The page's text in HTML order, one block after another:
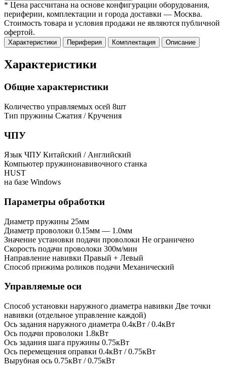
* Цена рассчитана на основе конфигурации оборудования,
периферии, комплектации и города доставки — Москва.
Стоимость товара и условия продажи не являются публичной
офертой.
Характеристики Периферия Комплектация Описание
Характеристики
Общие характеристики
Количество управляемых осей 8шт
Тип пружины Сжатия / Кручения
ЧПУ
Язык ЧПУ Китайский / Английский
Компьютер пружинонавивочного станка
HUST
на базе Windows
Параметры обработки
Диаметр пружины 25мм
Диаметр проволоки 0.15мм — 1.0мм
Значение установки подачи проволоки Не ограничено
Скорость подачи проволоки 300м/мин
Направление навивки Правый + Левый
Способ прижима роликов подачи Механический
Управляемые оси
Способ установки наружного диаметра навивки Две точки
навивки (отдельное управление каждой)
Ось задания наружного диаметра 0.4кВт / 0.4кВт
Ось подачи проволоки 1.8кВт
Ось задания шага пружины 0.75кВт
Ось перемещения оправки 0.4кВт / 0.75кВт
Вырубная ось 0.75кВт / 0.75кВт